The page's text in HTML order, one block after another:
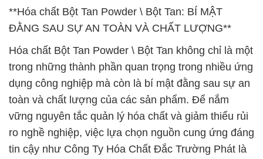
**Hóa chất Bột Tan Powder \ Bột Tan: BÍ MẬT
ĐẰNG SAU SỰ AN TOÀN VÀ CHẤT LƯỢNG**
Hóa chất Bột Tan Powder \ Bột Tan không chỉ là một
trong những thành phần quan trọng trong nhiều ứng
dụng công nghiệp mà còn là bí mật đằng sau sự an
toàn và chất lượng của các sản phẩm. Để nắm
vững nguyên tắc quản lý hóa chất và giảm thiểu rủi
ro nghề nghiệp, việc lựa chọn nguồn cung ứng đáng
tin cậy như Công Ty Hóa Chất Đắc Trường Phát là